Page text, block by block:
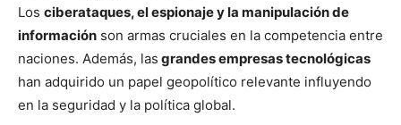
Los ciberataques, el espionaje y la manipulación de
información son armas cruciales en la competencia entre
naciones. Además, las grandes empresas tecnológicas
han adquirido un papel geopolítico relevante influyendo
en la seguridad y la política global.